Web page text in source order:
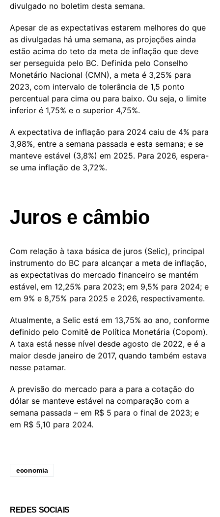
divulgado no boletim desta semana.
Apesar de as expectativas estarem melhores do que
as divulgadas há uma semana, as projeções ainda
estão acima do teto da meta de inflação que deve
ser perseguida pelo BC. Definida pelo Conselho
Monetário Nacional (CMN), a meta é 3,25% para
2023, com intervalo de tolerância de 1,5 ponto
percentual para cima ou para baixo. Ou seja, o limite
inferior é 1,75% e o superior 4,75%.
A expectativa de inflação para 2024 caiu de 4% para
3,98%, entre a semana passada e esta semana; e se
manteve estável (3,8%) em 2025. Para 2026, espera-
se uma inflação de 3,72%.
Juros e câmbio
Com relação à taxa básica de juros (Selic), principal
instrumento do BC para alcançar a meta de inflação,
as expectativas do mercado financeiro se mantém
estável, em 12,25% para 2023; em 9,5% para 2024; e
em 9% e 8,75% para 2025 e 2026, respectivamente.
Atualmente, a Selic está em 13,75% ao ano, conforme
definido pelo Comitê de Política Monetária (Copom).
A taxa está nesse nível desde agosto de 2022, e é a
maior desde janeiro de 2017, quando também estava
nesse patamar.
A previsão do mercado para a para a cotação do
dólar se manteve estável na comparação com a
semana passada – em R$ 5 para o final de 2023; e
em R$ 5,10 para 2024.
economia
REDES SOCIAIS